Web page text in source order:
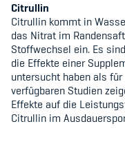
Citrullin
Citrullin kommt in
das Nitrat im
Stoffwechsel ein. Es
die Effekte einer
untersucht haben als
verfügbaren Studien
Effekte auf die
Citrullin im